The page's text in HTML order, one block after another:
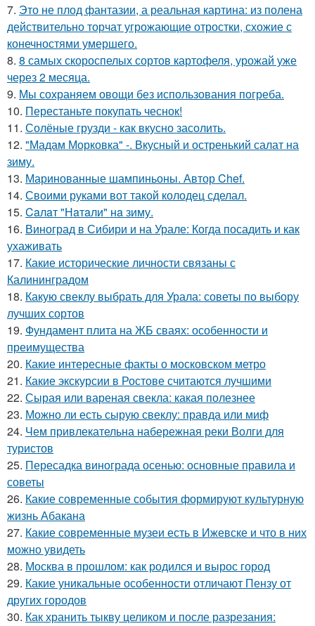
7. Это не плод фантазии, а реальная картина: из полена
действительно торчат угрожающие отростки, схожие с
конечностями умершего.
8. 8 самых скороспелых сортов картофеля, урожай уже
через 2 месяца.
9. Мы сохраняем овощи без использования погреба.
10. Перестаньте покупать чеснок!
11. Солёные грузди - как вкусно засолить.
12. "Мадам Морковка" -. Вкусный и остренький салат на
зиму.
13. Маринованные шампиньоны. Автор Chef.
14. Своими руками вот такой колодец сделал.
15. Caлaт "Нaтaли" нa зиму.
16. Виноград в Сибири и на Урале: Когда посадить и как
ухаживать
17. Какие исторические личности связаны с
Калининградом
18. Какую свеклу выбрать для Урала: советы по выбору
лучших сортов
19. Фундамент плита на ЖБ сваях: особенности и
преимущества
20. Какие интересные факты о московском метро
21. Какие экскурсии в Ростове считаются лучшими
22. Сырая или вареная свекла: какая полезнее
23. Можно ли есть сырую свеклу: правда или миф
24. Чем привлекательна набережная реки Волги для
туристов
25. Пересадка винограда осенью: основные правила и
советы
26. Какие современные события формируют культурную
жизнь Абакана
27. Какие современные музеи есть в Ижевске и что в них
можно увидеть
28. Москва в прошлом: как родился и вырос город
29. Какие уникальные особенности отличают Пензу от
других городов
30. Как хранить тыкву целиком и после разрезания: